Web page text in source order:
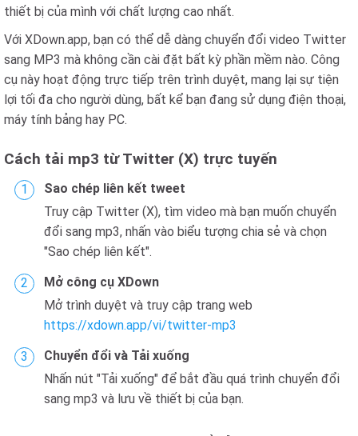
thiết bị của mình với chất lượng cao nhất.
Với XDown.app, bạn có thể dễ dàng chuyển đổi video Twitter
sang MP3 mà không cần cài đặt bất kỳ phần mềm nào. Công
cụ này hoạt động trực tiếp trên trình duyệt, mang lại sự tiện
lợi tối đa cho người dùng, bất kể bạn đang sử dụng điện thoại,
máy tính bảng hay PC.
Cách tải mp3 từ Twitter (X) trực tuyến
Sao chép liên kết tweet
Truy cập Twitter (X), tìm video mà bạn muốn chuyển
đổi sang mp3, nhấn vào biểu tượng chia sẻ và chọn
"Sao chép liên kết".
Mở công cụ XDown
Mở trình duyệt và truy cập trang web
https://xdown.app/vi/twitter-mp3
Chuyển đổi và Tải xuống
Nhấn nút "Tải xuống" để bắt đầu quá trình chuyển đổi
sang mp3 và lưu về thiết bị của bạn.